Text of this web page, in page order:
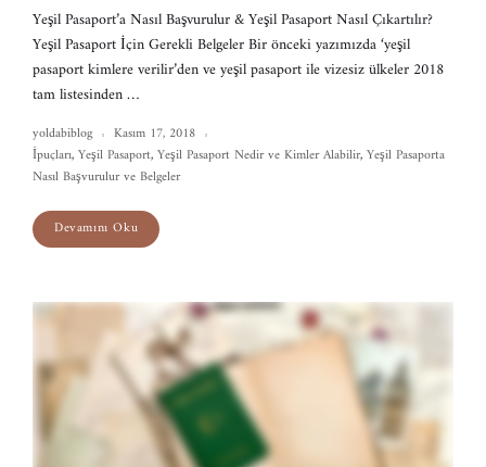
Yeşil Pasaport’a Nasıl Başvurulur & Yeşil Pasaport Nasıl Çıkartılır?
Yeşil Pasaport İçin Gerekli Belgeler Bir önceki yazımızda ‘yeşil
pasaport kimlere verilir’den ve yeşil pasaport ile vizesiz ülkeler 2018
tam listesinden …
yoldabiblog
Kasım 17, 2018
İpuçları,Yeşil Pasaport,Yeşil Pasaport Nedir ve Kimler Alabilir,Yeşil Pasaporta
Nasıl Başvurulur ve Belgeler
Devamını Oku